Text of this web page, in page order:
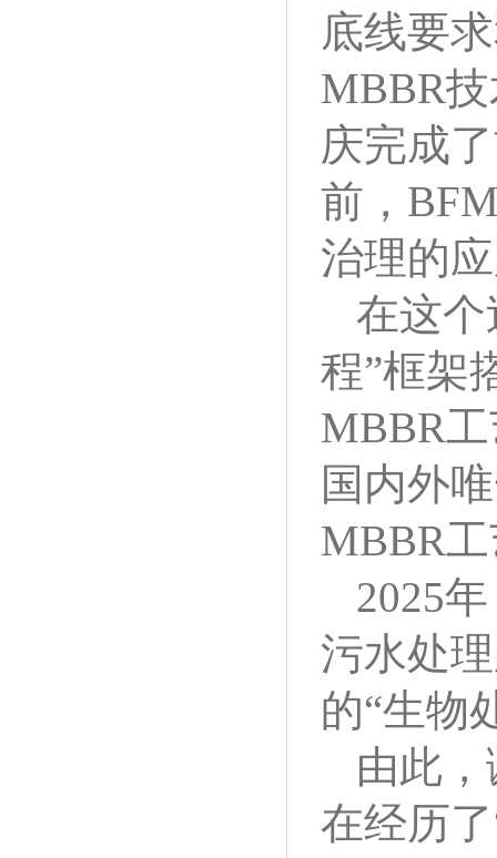
底线要
MBBR
庆完成
前，
治理的
在这个
程”框架
MBBR
国内外
MBBR
2025
污水处
的“生物
由此
在经历